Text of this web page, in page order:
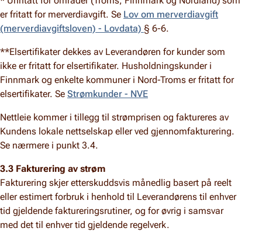
er fritatt for merverdiavgift. Se Lov om merverdiavgift
(merverdiavgiftsloven) - Lovdata) § 6-6.
**Elsertifikater dekkes av Leverandøren for kunder som
ikke er fritatt for elsertifikater. Husholdningskunder i
Finnmark og enkelte kommuner i Nord-Troms er fritatt for
elsertifikater. Se Strømkunder - NVE
Nettleie kommer i tillegg til strømprisen og faktureres av
Kundens lokale nettselskap eller ved gjennomfakturering.
Se nærmere i punkt 3.4.
3.3 Fakturering av strøm
Fakturering skjer etterskuddsvis månedlig basert på reelt
eller estimert forbruk i henhold til Leverandørens til enhver
tid gjeldende faktureringsrutiner, og for øvrig i samsvar
med det til enhver tid gjeldende regelverk.